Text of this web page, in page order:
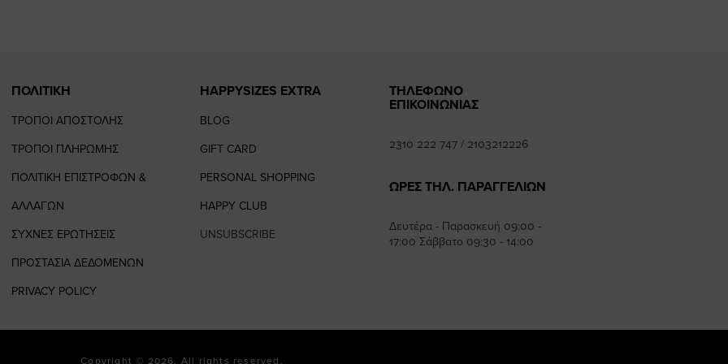
ΠΟΛΙΤΙΚΗ
ΤΡΟΠΟΙ ΑΠΟΣΤΟΛΗΣ
ΤΡΟΠΟΙ ΠΛΗΡΩΜΗΣ
ΠΟΛΙΤΙΚΗ ΕΠΙΣΤΡΟΦΩΝ &
ΑΛΛΑΓΩΝ
ΣΥΧΝΕΣ ΕΡΩΤΗΣΕΙΣ
ΠΡΟΣΤΑΣΙΑ ΔΕΔΟΜΕΝΩΝ
PRIVACY POLICY
HAPPYSIZES EXTRA
BLOG
GIFT CARD
PERSONAL SHOPPING
HAPPY CLUB
UNSUBSCRIBE
ΤΗΛΕΦΩΝΟ
ΕΠΙΚΟΙΝΩΝΙΑΣ
2310 222 747 / 2103212226
ΩΡΕΣ ΤΗΛ. ΠΑΡΑΓΓΕΛΙΩΝ
Δευτέρα - Παρασκευή 09:00 -
17:00 Σάββατο 09:30 - 14:00
Copyright © 2026. All rights reserved.